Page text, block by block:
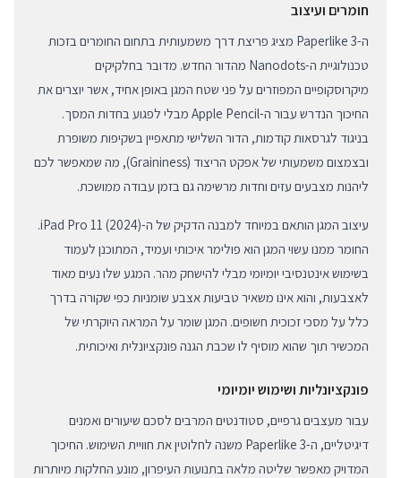
חומרים ועיצוב
ה-Paperlike 3 מציג פריצת דרך משמעותית בתחום החומרים בזכות
טכנולוגיית ה-Nanodots מהדור החדש. מדובר בחלקיקים
מיקרוסקופיים המפוזרים על פני שטח המגן באופן אחיד, אשר יוצרים את
החיכוך הנדרש עבור ה-Apple Pencil מבלי לפגוע בחדות המסך.
בניגוד לגרסאות קודמות, הדור השלישי מתאפיין בשקיפות משופרת
ובצמצום משמעותי של אפקט הריצוד (Graininess), מה שמאפשר לכם
ליהנות מצבעים עזים וחדות מרשימה גם בזמן עבודה ממושכת.
עיצוב המגן הותאם במיוחד למבנה הדקיק של ה-iPad Pro 11 (2024).
החומר ממנו עשוי המגן הוא פולימר איכותי ועמיד, המתוכנן לעמוד
בשימוש אינטנסיבי יומיומי מבלי להישחק מהר. המגע שלו נעים מאוד
לאצבעות, והוא אינו משאיר טביעות אצבע שומניות כפי שקורה בדרך
כלל על מסכי זכוכית חשופים. המגן שומר על המראה היוקרתי של
המכשיר תוך שהוא מוסיף לו שכבת הגנה פונקציונלית ואיכותית.
פונקציונליות ושימוש יומיומי
עבור מעצבים גרפיים, סטודנטים המרבים לסכם שיעורים ואמנים
דיגיטליים, ה-Paperlike 3 משנה לחלוטין את חוויית השימוש. החיכוך
המדויק מאפשר שליטה מלאה בתנועות העיפרון, מונע החלקות מיותרות